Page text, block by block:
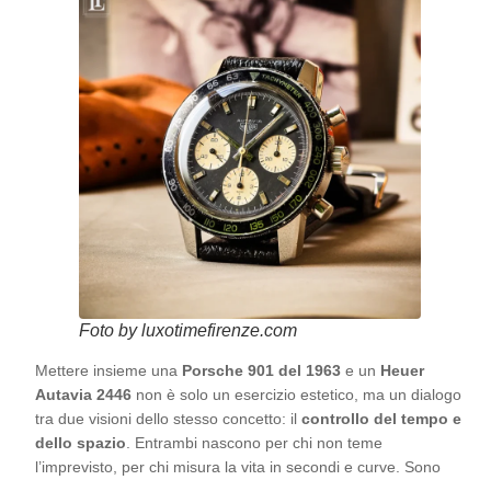
Foto by luxotimefirenze.com
Mettere insieme una Porsche 901 del 1963 e un Heuer
Autavia 2446 non è solo un esercizio estetico, ma un dialogo
tra due visioni dello stesso concetto: il controllo del tempo e
dello spazio . Entrambi nascono per chi non teme
l’imprevisto, per chi misura la vita in secondi e curve. Sono